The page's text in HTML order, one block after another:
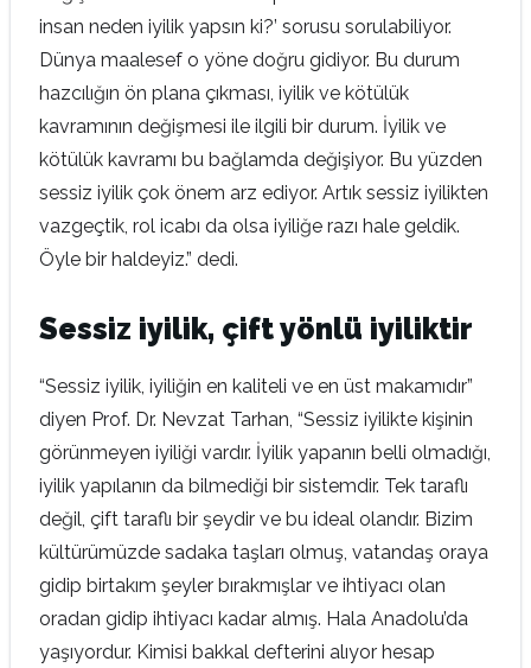
insan neden iyilik yapsın ki?’ sorusu sorulabiliyor.
Dünya maalesef o yöne doğru gidiyor. Bu durum
hazcılığın ön plana çıkması, iyilik ve kötülük
kavramının değişmesi ile ilgili bir durum. İyilik ve
kötülük kavramı bu bağlamda değişiyor. Bu yüzden
sessiz iyilik çok önem arz ediyor. Artık sessiz iyilikten
vazgeçtik, rol icabı da olsa iyiliğe razı hale geldik.
Öyle bir haldeyiz.” dedi.
Sessiz iyilik, çift yönlü iyiliktir
“Sessiz iyilik, iyiliğin en kaliteli ve en üst makamıdır”
diyen Prof. Dr. Nevzat Tarhan, “Sessiz iyilikte kişinin
görünmeyen iyiliği vardır. İyilik yapanın belli olmadığı,
iyilik yapılanın da bilmediği bir sistemdir. Tek taraflı
değil, çift taraflı bir şeydir ve bu ideal olandır. Bizim
kültürümüzde sadaka taşları olmuş, vatandaş oraya
gidip birtakım şeyler bırakmışlar ve ihtiyacı olan
oradan gidip ihtiyacı kadar almış. Hala Anadolu’da
yaşıyordur. Kimisi bakkal defterini alıyor hesap